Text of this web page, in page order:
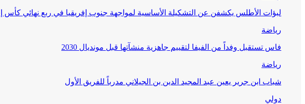
لبؤات الأطلس يكشفن عن التشكيلة الأساسية لمواجهة جنوب إفريقيا في ربع نهائي كأس
رياضة
فاس تستقبل وفداً من الفيفا لتقييم جاهزية منشآتها قبل مونديال 2030
رياضة
شباب ابن جرير يعين عبد المجيد الدين بن الجيلاني مدرباً للفريق الأول
دولي